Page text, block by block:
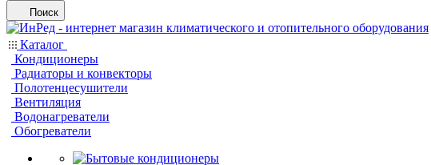
Поиск
Каталог
Кондиционеры
Радиаторы и конвекторы
Полотенцесушители
Вентиляция
Водонагреватели
Обогреватели